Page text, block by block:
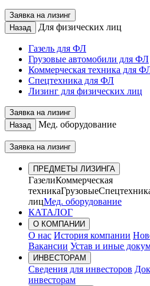
Заявка на лизинг
Назад
Для физических лиц
Газель для ФЛ
Грузовые автомобили для ФЛ
Коммерческая техника для
Спецтехника для ФЛ
Лизинг для физических лиц
Заявка на лизинг
Назад
Мед. оборудование
Заявка на лизинг
ПРЕДМЕТЫ ЛИЗИНГА
ГазелиКоммерческая
техникаГрузовые
лицМед. оборудование
КАТАЛОГ
О КОМПАНИИ
О нас История компании
Вакансии Устав и иные
ИНВЕСТОРАМ
Сведения для инвесторов
инвесторам